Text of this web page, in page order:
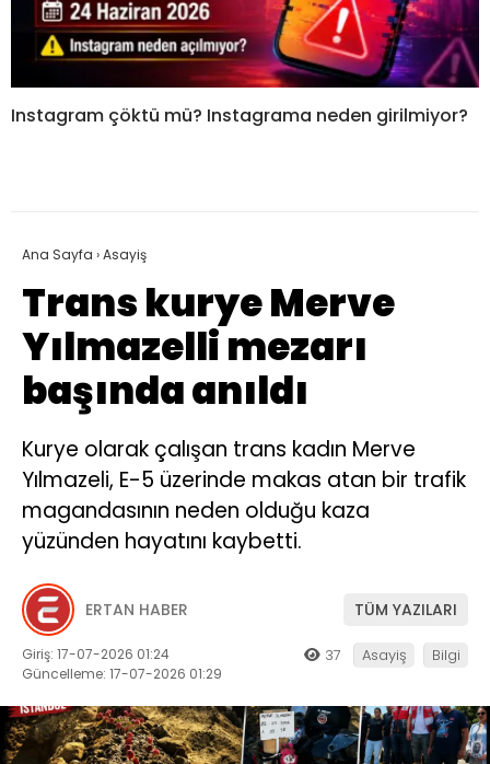
Instagram çöktü mü? Instagrama neden girilmiyor?
Ana Sayfa ›Asayiş
Trans kurye Merve
Yılmazelli mezarı
başında anıldı
Kurye olarak çalışan trans kadın Merve
Yılmazeli, E-5 üzerinde makas atan bir trafik
magandasının neden olduğu kaza
yüzünden hayatını kaybetti.
ERTAN HABER TÜM YAZILARI
Giriş: 17-07-2026 01:24
Güncelleme: 17-07-2026 01:29
37 Asayiş Bilgi